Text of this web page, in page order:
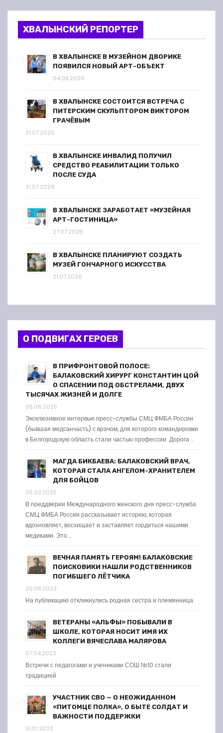
ХВАЛЫНСКИЙ РЕПОРТЕР
В ХВАЛЫНСКЕ В МУЗЕЙНОМ ДВОРИКЕ
ПОЯВИЛСЯ НОВЫЙ АРТ-ОБЪЕКТ
04.08.2026
В ХВАЛЫНСКЕ СОСТОИТСЯ ВСТРЕЧА С
ПИТЕРСКИМ СКУЛЬПТОРОМ ВИКТОРОМ
ГРАЧЁВЫМ
31.07.2026
В ХВАЛЫНСКЕ ИНВАЛИД ПОЛУЧИЛ
СРЕДСТВО РЕАБИЛИТАЦИИ ТОЛЬКО
ПОСЛЕ СУДА
31.07.2026
В ХВАЛЫНСКЕ ЗАРАБОТАЕТ «МУЗЕЙНАЯ
АРТ-ГОСТИНИЦА»
27.07.2026
В ХВАЛЫНСКЕ ПЛАНИРУЮТ СОЗДАТЬ
МУЗЕЙ ГОНЧАРНОГО ИСКУССТВА
21.07.2026
О ПОДВИГАХ ГЕРОЕВ
В ПРИФРОНТОВОЙ ПОЛОСЕ:
БАЛАКОВСКИЙ ХИРУРГ КОНСТАНТИН ЦОЙ
О СПАСЕНИИ ПОД ОБСТРЕЛАМИ, ДВУХ
ТЫСЯЧАХ ЖИЗНЕЙ И ДОЛГЕ
05.06.2025
Эксклюзивное интервью пресс-службы СМЦ ФМБА России
(бывшая медсанчасть) с врачом, для которого командировки
в Белгородскую область стали частью профессии. Дорога …
МАГДА БИКБАЕВА: БАЛАКОВСКИЙ ВРАЧ,
КОТОРАЯ СТАЛА АНГЕЛОМ-ХРАНИТЕЛЕМ
ДЛЯ БОЙЦОВ
05.03.2025
В преддверии Международного женского дня пресс-служба
СМЦ ФМБА России рассказывает историю, которая
вдохновляет, восхищает и заставляет гордиться нашими
медиками. Это …
ВЕЧНАЯ ПАМЯТЬ ГЕРОЯМ! БАЛАКОВСКИЕ
ПОИСКОВИКИ НАШЛИ РОДСТВЕННИКОВ
ПОГИБШЕГО ЛЁТЧИКА
26.08.2023
На публикацию откликнулись родная сестра и племянница
ВЕТЕРАНЫ «АЛЬФЫ» ПОБЫВАЛИ В
ШКОЛЕ, КОТОРАЯ НОСИТ ИМЯ ИХ
КОЛЛЕГИ ВЯЧЕСЛАВА МАЛЯРОВА
07.04.2023
Встречи с педагогами и учениками СОШ №10 стали
традицией
УЧАСТНИК СВО — О НЕОЖИДАННОМ
«ПИТОМЦЕ ПОЛКА», О БЫТЕ СОЛДАТ И
ВАЖНОСТИ ПОДДЕРЖКИ
31.01.2023